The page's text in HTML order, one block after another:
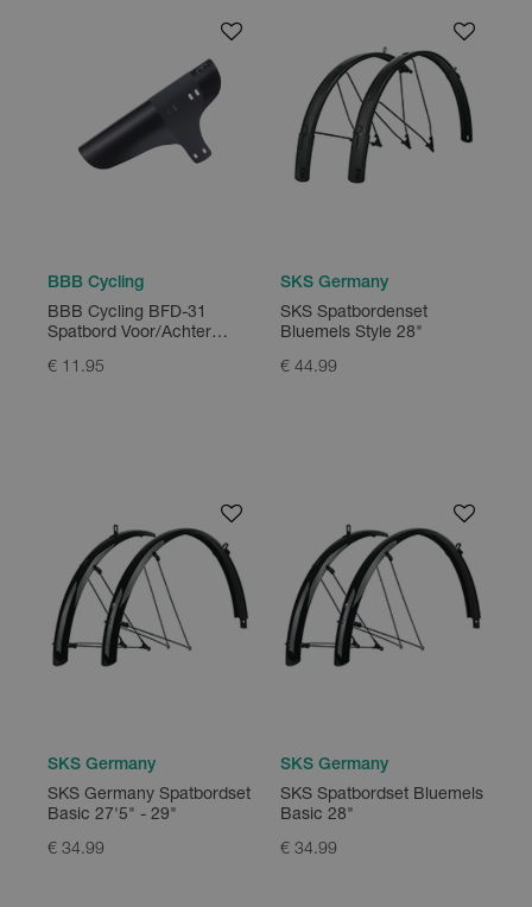
BBB Cycling
BBB Cycling BFD-31
Spatbord Voor/Achter
€ 11.95
SKS Germany
SKS Spatbordenset
Bluemels Style 28"
€ 44.99
SKS Germany
SKS Germany Spatbordset
Basic 27'5" - 29"
€ 34.99
SKS Germany
SKS Spatbordset Bluemels
Basic 28"
€ 34.99